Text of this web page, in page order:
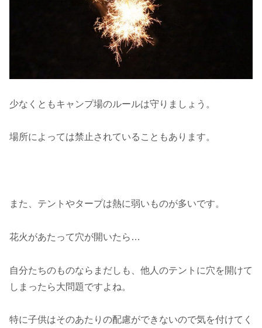
少なくともキャンプ場のルールは守りましょう。
場所によっては禁止されていることもあります。
また、テントやタープは熱に弱いものが多いです。
花火があたって穴が開いたら…
自分たちのものならまだしも、他人のテントに穴を開けて
しまったら大問題ですよね。
特に子供はそのあたりの配慮ができないので気を付けてく